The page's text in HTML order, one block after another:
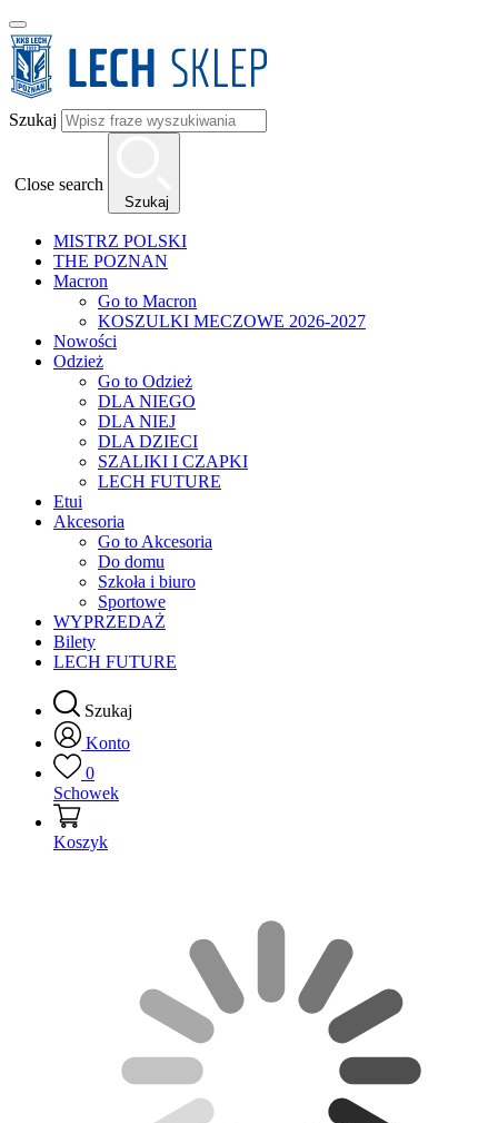
Szukaj
Close search
Szukaj
MISTRZ POLSKI
THE POZNAN
Macron
Go to Macron
KOSZULKI MECZOWE 2026-2027
Nowości
Odzież
Go to Odzież
DLA NIEGO
DLA NIEJ
DLA DZIECI
SZALIKI I CZAPKI
LECH FUTURE
Etui
Akcesoria
Go to Akcesoria
Do domu
Szkoła i biuro
Sportowe
WYPRZEDAŻ
Bilety
LECH FUTURE
Szukaj
Konto
0
Schowek
Koszyk